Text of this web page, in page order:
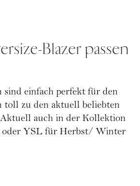
Blazer passen
sind einfach perfekt für den
toll zu den aktuell beliebten
auch in der Kollektion
oder YSL für Herbst/ Winter